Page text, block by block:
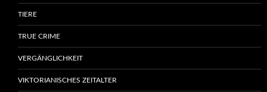
TIERE
TRUE CRIME
VERGÄNGLICHKEIT
VIKTORIANISCHES ZEITALTER